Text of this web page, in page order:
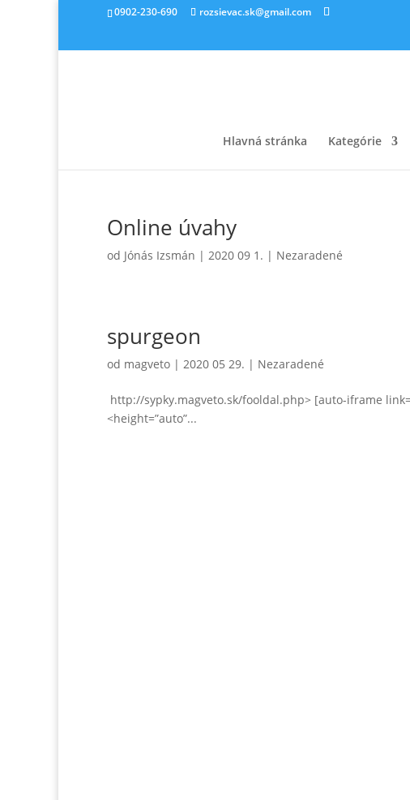
0902-230-690
rozsievac.sk@gmail.com
Hlavná stránka Kategórie
Online úvahy
od Jónás Izsmán | 2020 09 1. | Nezaradené
spurgeon
od magveto | 2020 05 29. | Nezaradené
http://sypky.magveto.sk/fooldal.php> [auto-iframe
<height=”auto”...